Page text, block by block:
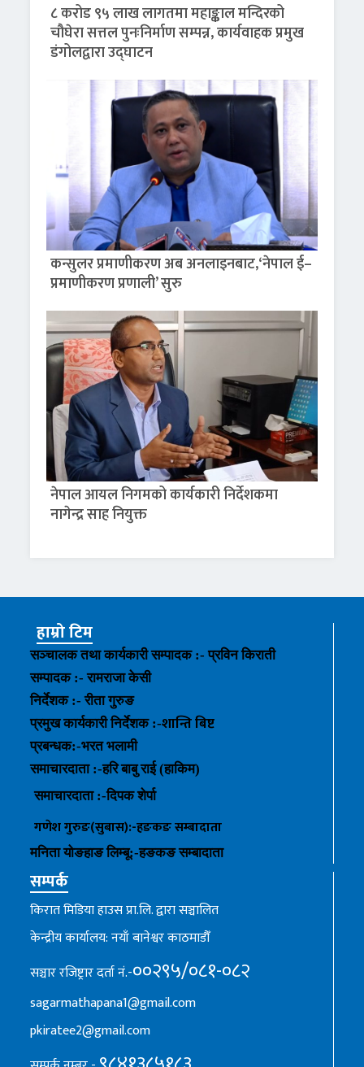
८ करोड ९५ लाख लागतमा महाङ्काल मन्दिरको
चौघेरा सत्तल पुनःनिर्माण सम्पन्न, कार्यवाहक प्रमुख
डंगोलद्वारा उद्घाटन
कन्सुलर प्रमाणीकरण अब अनलाइनबाट,‘नेपाल ई–
प्रमाणीकरण प्रणाली’ सुरु
नेपाल आयल निगमको कार्यकारी निर्देशकमा
नागेन्द्र साह नियुक्त
हाम्रो टिम
सञ्चालक तथा कार्यकारी सम्पादक :- प्रविन किराती
सम्पादक :- रामराजा केसी
निर्देशक :- रीता गुरुङ
प्रमुख कार्यकारी निर्देशक :-शान्ति बिष्ट
प्रबन्धक:-भरत भलामी
समाचारदाता :-हरि बाबु राई (हाकिम)
समाचारदाता :-दिपक शेर्पा
गणेश गुरुङ(सुबास):-हङकङसम्बादाता
मनिता योङहाङलिम्बू:-हङकङ सम्बादाता
सम्पर्क
किरात मिडिया हाउस प्रा.लि. द्वारा सञ्चालित
केन्द्रीय कार्यालय: नयाँ बानेश्वर काठमाडौँ
सञ्चार रजिष्ट्रार दर्ता नं.-००२९५/०८१-०८२
sagarmathapana1@gmail.com
pkiratee2@gmail.com